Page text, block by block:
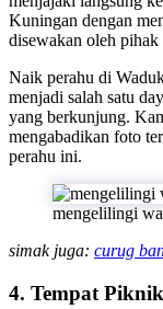
Kuningan dengan
disewakan oleh pihak
Naik perahu di
menjadi salah satu
yang berkunjung.
mengabadikan foto
perahu ini.
mengelilingi
simak juga: curug
4. Tempat Piknik